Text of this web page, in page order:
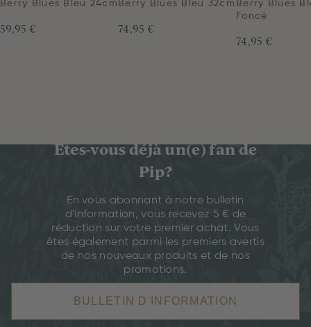
Berry Blues Bleu 24cm
59,95 €
Berry Blues Bleu 32cm
74,95 €
Berry Blues
Foncé
74,95 €
Êtes-vous déjà un(e) fan de
Pip?
En vous abonnant à notre bulletin
d'information, vous recevez 5 € de
réduction sur votre premier achat. Vous
êtes également parmi les premiers avertis
de nos nouveaux produits et de nos
promotions.
BULLETIN D'INFORMATION